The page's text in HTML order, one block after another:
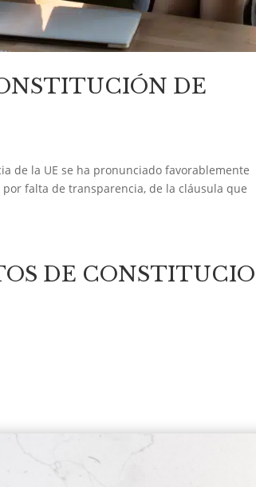
DE
de la UE se ha pronunciado favorablemente
falta de transparencia, de la cláusula que
DE